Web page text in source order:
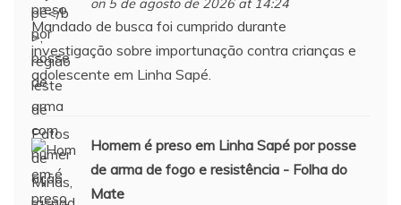
on 5 de agosto de 2026 at 14:24
Mandado de busca foi cumprido durante
investigação sobre importunação contra crianças e
adolescente em Linha Sapé.
Homem é preso em Linha Sapépor posse
de arma de fogo e resistência - Folha do
Mate